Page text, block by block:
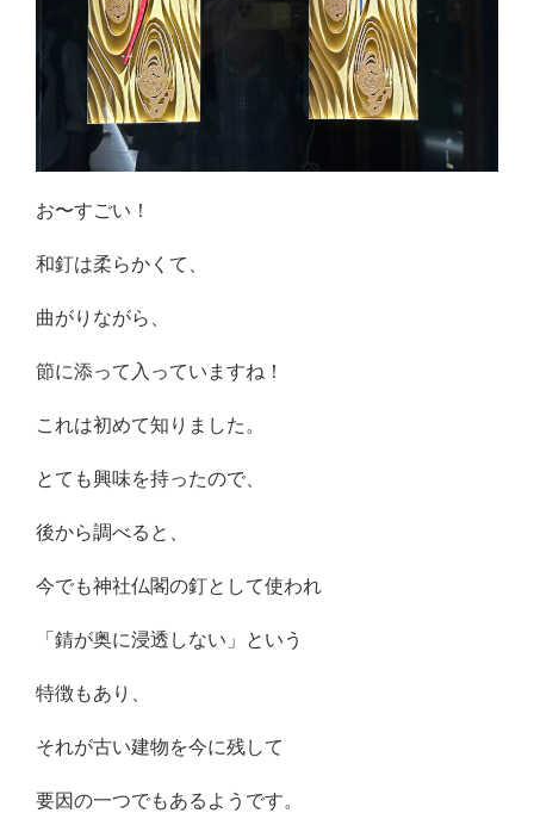
お〜すごい！
和釘は柔らかくて、
曲がりながら、
節に添って入っていますね！
これは初めて知りました。
とても興味を持ったので、
後から調べると、
今でも神社仏閣の釘として使われ
「錆が奥に浸透しない」という
特徴もあり、
それが古い建物を今に残して
要因の一つでもあるようです。